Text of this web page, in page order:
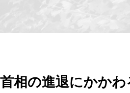
首相の進退にかか